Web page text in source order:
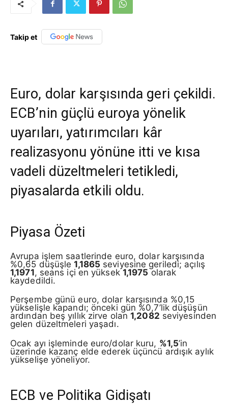
Takip et
Euro, dolar karşısında geri çekildi.
ECB’nin güçlü euroya yönelik
uyarıları, yatırımcıları kâr
realizasyonu yönüne itti ve kısa
vadeli düzeltmeleri tetikledi,
piyasalarda etkili oldu.
Piyasa Özeti
Avrupa işlem saatlerinde euro, dolar karşısında
%0,65 düşüşle1,1865 seviyesine geriledi; açılış
1,1971, seans içi en yüksek1,1975 olarak
kaydedildi.
Perşembe günü euro, dolar karşısında %0,15
yükselişle kapandı; önceki gün %0,7’lik düşüşün
ardından beş yıllık zirve olan1,2082 seviyesinden
gelen düzeltmeleri yaşadı.
Ocak ayı işleminde euro/dolar kuru, %1,5’in
üzerinde kazanç elde ederek üçüncü ardışık aylık
yükselişe yöneliyor.
ECB ve Politika Gidişatı